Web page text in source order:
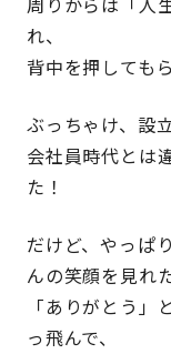
れ、
背中を押しても
ぶっちゃけ、設
会社員時代とは
た！
だけど、やっぱ
んの笑顔を見れた
「ありがとう
っ飛んで、